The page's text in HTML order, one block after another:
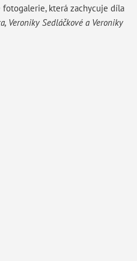
která zachycuje díla
Veroniky Sedláčkové a Veroniky